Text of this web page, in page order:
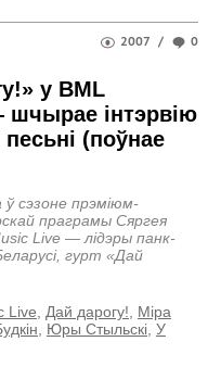
2007 / 0
у BML
інтэрвію
(поўнае
ў сэзоне прэміюм-
праграмы Сяргея
Live — лідэры панк-
гурт «Дай
Live, Дай дарогу!, Міра
, Юры Стыльскі, У